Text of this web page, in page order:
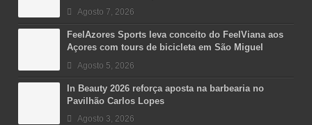
Agosto 7, 2026
FeelAzores Sports leva conceito do FeelViana aos
Açores com tours de bicicleta em São Miguel
Agosto 5, 2026
In Beauty 2026 reforça aposta na barbearia no
Pavilhão Carlos Lopes
Agosto 3, 2026